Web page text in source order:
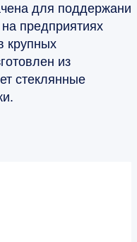
для
предприятиях
крупных
из
стеклянные